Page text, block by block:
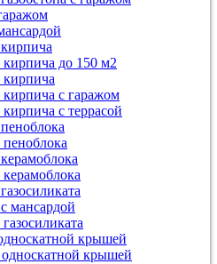
до 150 м2
с гаражом
с террасой
мансардой
крышей
крышей